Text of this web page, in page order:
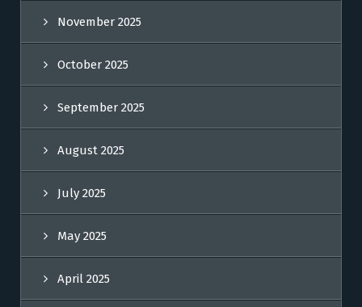
November 2025
October 2025
September 2025
August 2025
July 2025
May 2025
April 2025